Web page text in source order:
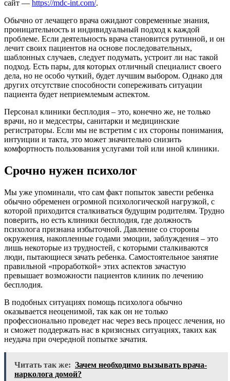
сайт — https://mdc-int.com/.
Обычно от лечащего врача ожидают современные знания,
проницательность и индивидуальный подход к каждой
проблеме. Если деятельность врача становится рутинной, и он
лечит своих пациентов на основе последовательных,
шаблонных случаев, следует подумать, устроит ли нас такой
подход. Есть пары, для которых отличный специалист своего
дела, но не особо чуткий, будет лучшим выбором. Однако для
других отсутствие способности сопереживать ситуации
пациента будет неприемлемым аспектом.
Персонал клиники бесплодия – это, конечно же, не только
врачи, но и медсестры, санитарки и медицинские
регистраторы. Если мы не встретим с их стороны понимания,
интуиции и такта, это может значительно снизить
комфортность пользования услугами той или иной клиники.
Срочно нужен психолог
Мы уже упоминали, что сам факт попыток завести ребенка
обычно обременен огромной психологической нагрузкой, с
которой приходится сталкиваться будущим родителям. Трудно
поверить, но есть клиники бесплодия, где должность
психолога признана избыточной. Давление со стороны
окружения, накопленные годами эмоции, заблуждения – это
лишь некоторые из трудностей, с которыми сталкиваются
люди, пытающиеся зачать ребенка. Самостоятельное занятие
правильной «проработкой» этих аспектов зачастую
превышает возможности пациентов клиник по лечению
бесплодия.
В подобных ситуациях помощь психолога обычно
оказывается неоценимой, так как он не только
профессионально проведет нас через весь процесс лечения, но
и сможет поддержать нас в кризисных ситуациях, таких как
неудача при очередной попытке зачатия.
Читать так же: Зачем необходимо вызывать врача-
нарколога домой?